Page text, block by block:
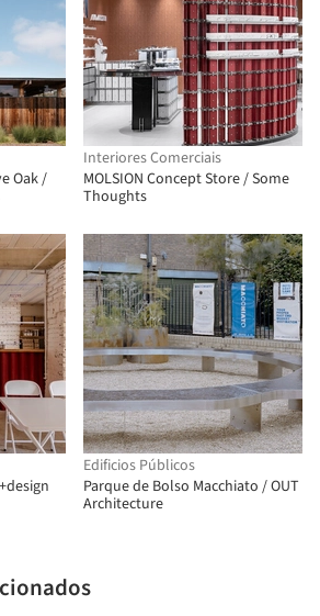
Oak /
Interiores Comerciais
MOLSION Concept Store / Some
Thoughts
Edificios Públicos
Parque de Bolso Macchiato / OUT
Architecture